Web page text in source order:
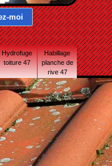
Hydrofuge
toiture 47
Habillage
planche de
rive 47